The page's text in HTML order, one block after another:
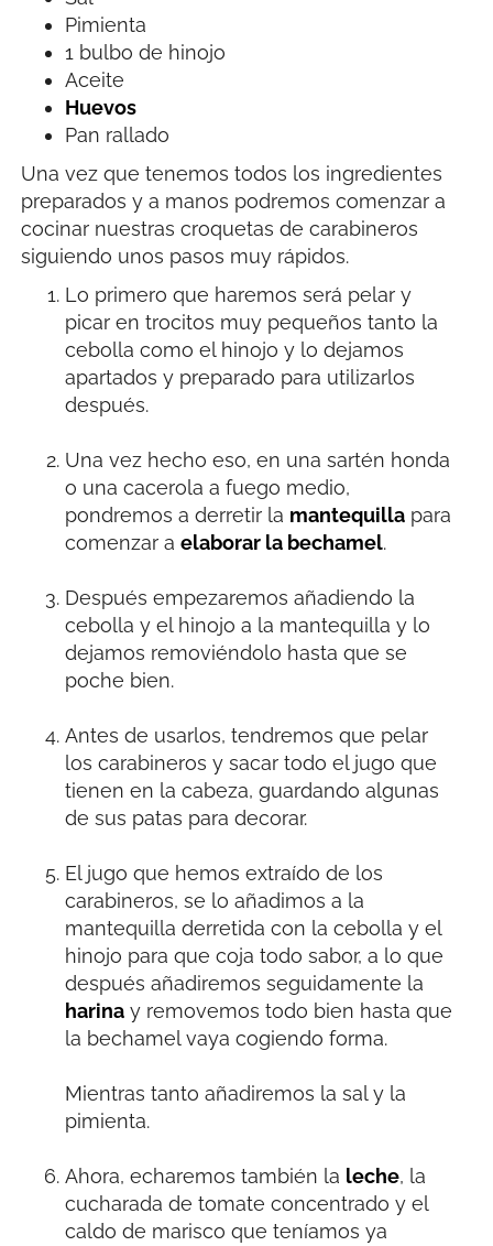
Pimienta
1 bulbo de hinojo
Aceite
Huevos
Pan rallado
Una vez que tenemos todos los ingredientes
preparados y a manos podremos comenzar a
cocinar nuestras croquetas de carabineros
siguiendo unos pasos muy rápidos.
Lo primero que haremos será pelar y
picar en trocitos muy pequeños tanto la
cebolla como el hinojo y lo dejamos
apartados y preparado para utilizarlos
después.
Una vez hecho eso, en una sartén honda
o una cacerola a fuego medio,
pondremos a derretir la mantequilla para
comenzar aelaborar la bechamel.
Después empezaremos añadiendo la
cebolla y el hinojo a la mantequilla y lo
dejamos removiéndolo hasta que se
poche bien.
Antes de usarlos, tendremos que pelar
los carabineros y sacar todo el jugo que
tienen en la cabeza, guardando algunas
de sus patas para decorar.
El jugo que hemos extraído de los
carabineros, se lo añadimos a la
mantequilla derretida con la cebolla y el
hinojo para que coja todo sabor, a lo que
después añadiremos seguidamente la
harina y removemos todo bien hasta que
la bechamel vaya cogiendo forma.
Mientras tanto añadiremos la sal y la
pimienta.
Ahora, echaremos también la leche, la
cucharada de tomate concentrado y el
caldo de marisco que teníamos ya